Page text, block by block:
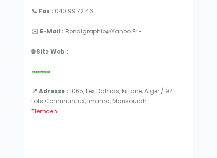
📞 Fax : 040 99 72 46
✉️ E-Mail : Bendigraphie@yahoo.fr -
🌐 Site Web :
📍 Adresse : 1065, Les Dahlias, Kiffane, Alger / 92
Lots Communaux, Imama, Mansourah
Tlemcen